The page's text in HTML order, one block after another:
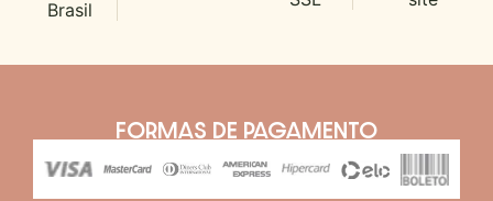
Brasil
FORMAS DE PAGAMENTO